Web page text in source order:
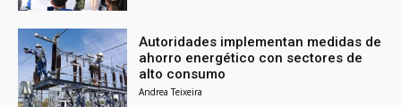
Autoridades implementan medidas de
ahorro energético con sectores de
alto consumo
Andrea Teixeira